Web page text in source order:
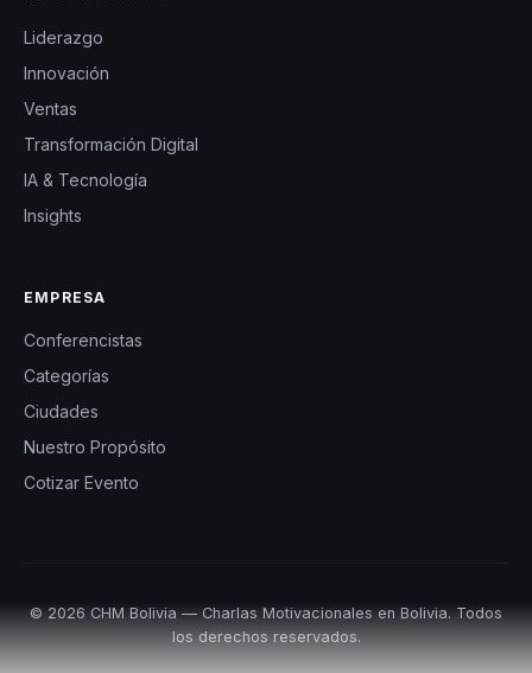
Liderazgo
Innovación
Ventas
Transformación Digital
IA & Tecnología
Insights
EMPRESA
Conferencistas
Categorías
Ciudades
Nuestro Propósito
Cotizar Evento
© 2026 CHM Bolivia — Charlas Motivacionales en Bolivia. Todos
los derechos reservados.